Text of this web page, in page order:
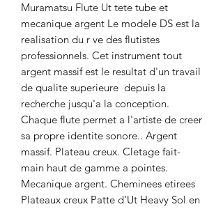
Muramatsu Flute Ut tete tube et
mecanique argent Le modele DS est la
realisation du r ve des flutistes
professionnels. Cet instrument tout
argent massif est le resultat d'un travail
de qualite superieure  depuis la
recherche jusqu'a la conception.
Chaque flute permet a l'artiste de creer
sa propre identite sonore.. Argent
massif. Plateau creux. Cletage fait-
main haut de gamme a pointes.
Mecanique argent. Cheminees etirees
Plateaux creux Patte d'Ut Heavy Sol en